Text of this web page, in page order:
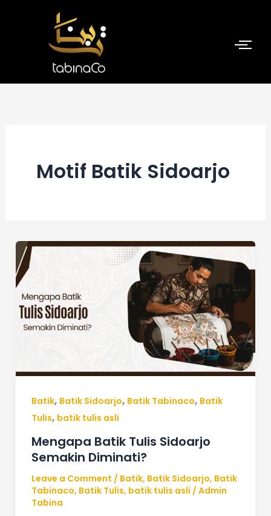
Motif Batik Sidoarjo
Batik, Batik Sidoarjo, Batik Tabinaco, Batik
Tulis, batik tulis asli
Mengapa Batik Tulis Sidoarjo
Semakin Diminati?
Leave a Comment / Batik, Batik Sidoarjo, Batik
Tabinaco, Batik Tulis, batik tulis asli / Admin
Tabina
Mengapa
Sidoarjo
Semakin
Diminati?